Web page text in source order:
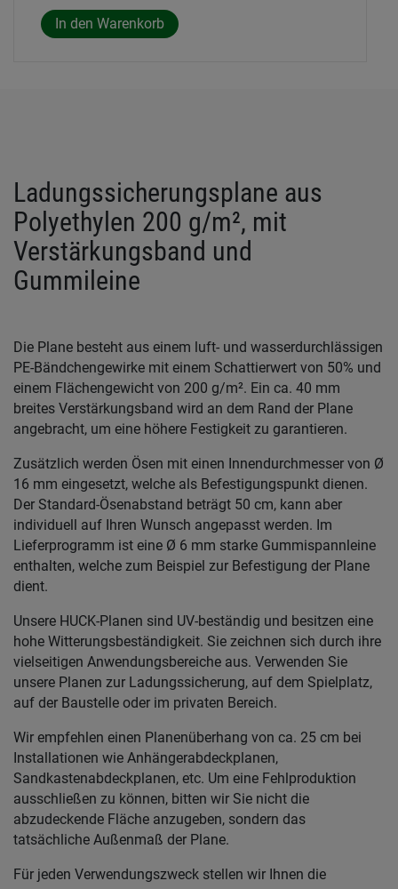
Ladungssicherungsplane aus
Polyethylen 200 g/m², mit
Verstärkungsband und
Gummileine
Die Plane besteht aus einem luft- und wasserdurchlässigen
PE-Bändchengewirke mit einem Schattierwert von 50% und
einem Flächengewicht von 200 g/m². Ein ca. 40 mm
breites Verstärkungsband wird an dem Rand der Plane
angebracht, um eine höhere Festigkeit zu garantieren.
Zusätzlich werden Ösen mit einen Innendurchmesser von Ø
16 mm eingesetzt, welche als Befestigungspunkt dienen.
Der Standard-Ösenabstand beträgt 50 cm, kann aber
individuell auf Ihren Wunsch angepasst werden. Im
Lieferprogramm ist eine Ø 6 mm starke Gummispannleine
enthalten, welche zum Beispiel zur Befestigung der Plane
dient.
Unsere HUCK-Planen sind UV-beständig und besitzen eine
hohe Witterungsbeständigkeit. Sie zeichnen sich durch ihre
vielseitigen Anwendungsbereiche aus. Verwenden Sie
unsere Planen zur Ladungssicherung, auf dem Spielplatz,
auf der Baustelle oder im privaten Bereich.
Wir empfehlen einen Planenüberhang von ca. 25 cm bei
Installationen wie Anhängerabdeckplanen,
Sandkastenabdeckplanen, etc. Um eine Fehlproduktion
ausschließen zu können, bitten wir Sie nicht die
abzudeckende Fläche anzugeben, sondern das
tatsächliche Außenmaß der Plane.
Für jeden Verwendungszweck stellen wir Ihnen die